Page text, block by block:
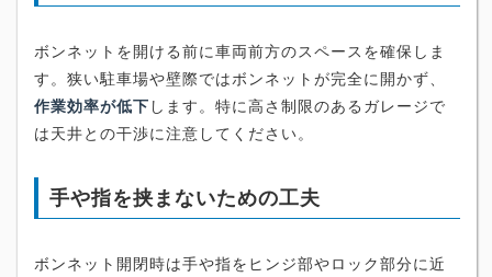
ボンネットを開ける前に車両前方のスペースを確保しま
す。狭い駐車場や壁際ではボンネットが完全に開かず、
作業効率が低下 します。特に高さ制限のあるガレージで
は天井との干渉に注意してください。
手や指を挟まないための工夫
ボンネット開閉時は手や指をヒンジ部やロック部分に近